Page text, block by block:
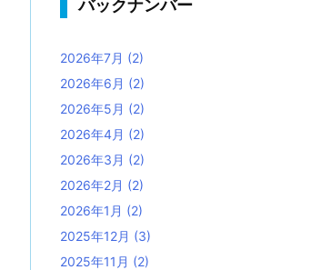
バックナンバー
2026年7月 (2)
2026年6月 (2)
2026年5月 (2)
2026年4月 (2)
2026年3月 (2)
2026年2月 (2)
2026年1月 (2)
2025年12月 (3)
2025年11月 (2)